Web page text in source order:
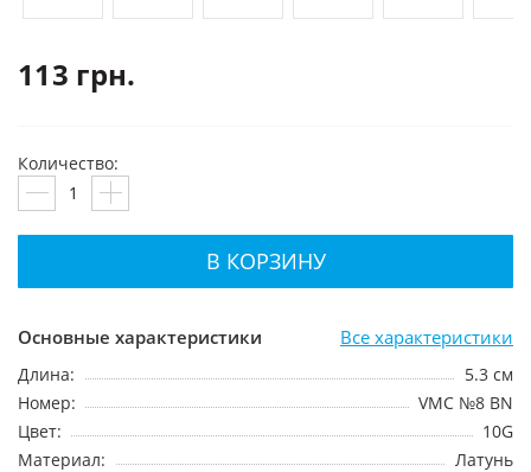
113 грн.
Основные характеристики Все характеристики
Длина:
5.3 см
Номер:
VMC №8 BN
Цвет:
10G
Материал:
Латунь
Количество:
В КОРЗИНУ